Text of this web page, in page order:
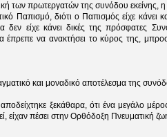
των πρωτεργατών της συνόδου εκείνης,
Παπισμό, διότι ο Παπισμός είχε κάνει
δεν είχε κάνει δικές της πρόσφατες
έπρεπε να ανακτήσει το κύρος της,
και μοναδικό αποτέλεσμα της
ξεκάθαρα, ότι ένα μεγάλο
είχαν πέσει στην Ορθόδοξη Πνευματική